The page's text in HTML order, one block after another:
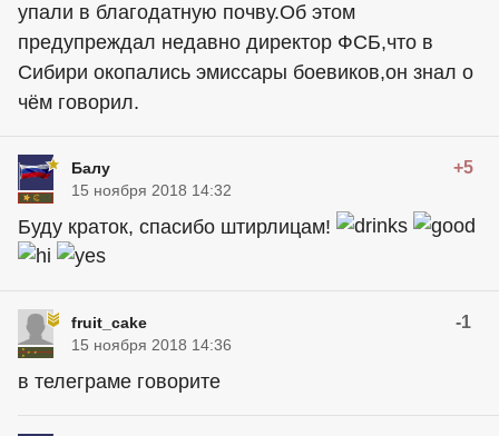
упали в благодатную почву.Об этом
предупреждал недавно директор ФСБ,что в
Сибири окопались эмиссары боевиков,он знал о
чём говорил.
Балу +5
15 ноября 2018 14:32
Буду краток, спасибо штирлицам!
fruit_cake -1
15 ноября 2018 14:36
в телеграме говорите